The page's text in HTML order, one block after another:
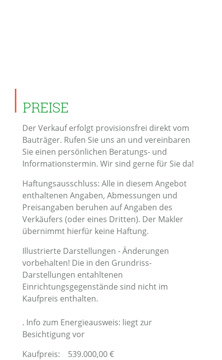
PREISE
Der Verkauf erfolgt provisionsfrei direkt vom
Bauträger. Rufen Sie uns an und vereinbaren
Sie einen persönlichen Beratungs- und
Informationstermin. Wir sind gerne für Sie da!
Haftungsausschluss: Alle in diesem Angebot
enthaltenen Angaben, Abmessungen und
Preisangaben beruhen auf Angaben des
Verkäufers (oder eines Dritten). Der Makler
übernimmt hierfür keine Haftung.
Illustrierte Darstellungen - Änderungen
vorbehalten! Die in den Grundriss-
Darstellungen entahltenen
Einrichtungsgegenstände sind nicht im
Kaufpreis enthalten.
. Info zum Energieausweis: liegt zur
Besichtigung vor
Kaufpreis:
539.000,00€